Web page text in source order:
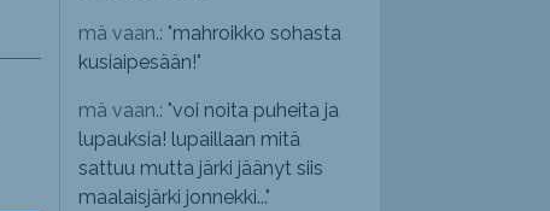
mä vaan.: "mahroikko sohasta
kusiaipesään!"
mä vaan.: "voi noita puheita ja
lupauksia! lupaillaan mitä
sattuu mutta järki jäänyt siis
maalaisjärki jonnekki..."